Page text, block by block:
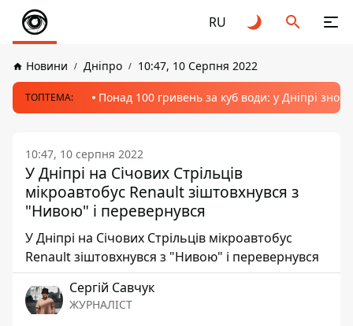
RU
Новини Дніпро 10:47, 10 Серпня 2022
ТОПТЕМА: Понад 100 гривень за куб води: у Дніпрі
10:47, 10 серпня 2022
У Дніпрі на Січових Стрільців
мікроавтобус Renault зіштовхнувся з
"Нивою" і перевернувся
У Дніпрі на Січових Стрільців мікроавтобус
Renault зіштовхнувся з "Нивою" і перевернувся
Сергій Савчук
ЖУРНАЛІСТ